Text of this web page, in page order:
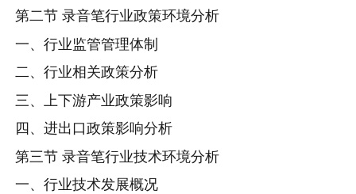
第二节 录音笔行业政策环境分析
一、行业监管管理体制
二、行业相关政策分析
三、上下游产业政策影响
四、进出口政策影响分析
第三节 录音笔行业技术环境分析
一、行业技术发展概况